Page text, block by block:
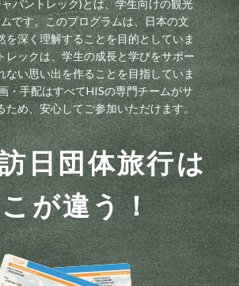
ャパントレック)とは、学生向けの観光
です。このプログラムは、日本の文
を深く理解することを目的としていま
レックは、学生の成長と学びをサポー
ない思い出を作ることを目指していま
・手配はすべてHISの専門チームがサ
ため、安心してご参加いただけます。
日団体旅行は
が違う！